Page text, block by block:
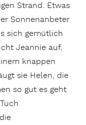
Strand. Etwas
Sonnenanbeter
sich gemütlich
Jeannie auf,
knappen
sie Helen, die
so gut es geht